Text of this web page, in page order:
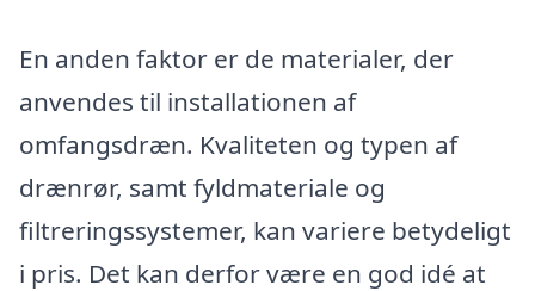
En anden faktor er de materialer, der
anvendes til installationen af
omfangsdræn. Kvaliteten og typen af
drænrør, samt fyldmateriale og
filtreringssystemer, kan variere betydeligt
i pris. Det kan derfor være en god idé at